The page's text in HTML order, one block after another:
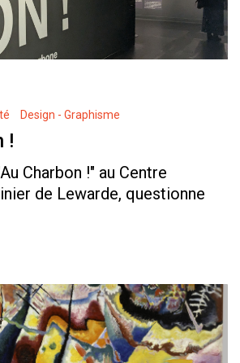
Design - Graphisme
!
Charbon !" au Centre
de Lewarde, questionne